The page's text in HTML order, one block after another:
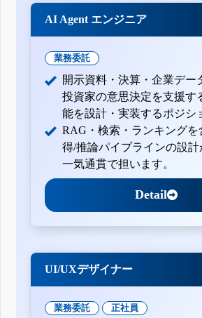
AI Agent エンジニア
業務委託
開示資料・決算・企業デー
投資家の意思決定を支援す
能を設計・実装するポジシ
RAG・検索・ランキングを
得/推論パイプラインの設
一気通貫で担います。
Detail
UI/UXデザイナー
業務委託 正社員